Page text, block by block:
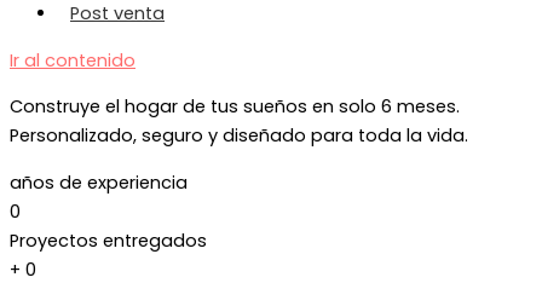
Post venta
Ir al contenido
Construye el hogar de tus sueños en solo 6 meses.
Personalizado, seguro y diseñado para toda la vida.
años de experiencia
0
Proyectos entregados
+ 0